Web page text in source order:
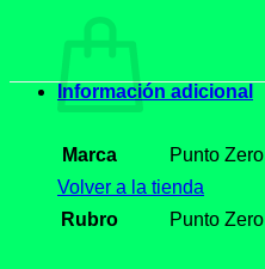
Volver a la tienda
Información adicional
Marca Punto Zero
Rubro Punto Zero